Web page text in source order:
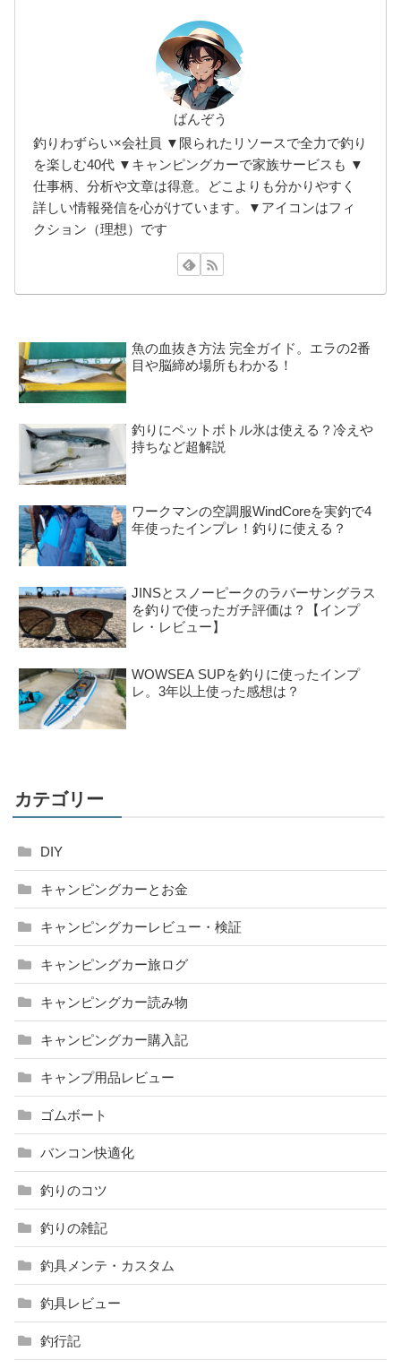
ばんぞう
釣りわずらい×会社員 ▼限られたリソースで全力で釣り
を楽しむ40代 ▼キャンピングカーで家族サービスも ▼
仕事柄、分析や文章は得意。どこよりも分かりやすく
詳しい情報発信を心がけています。▼アイコンはフィ
クション（理想）です
魚の血抜き方法 完全ガイド。エラの2番
目や脳締め場所もわかる！
釣りにペットボトル氷は使える？冷えや
持ちなど超解説
ワークマンの空調服WindCoreを実釣で4
年使ったインプレ！釣りに使える？
JINSとスノーピークのラバーサングラス
を釣りで使ったガチ評価は？【インプ
レ・レビュー】
WOWSEA SUPを釣りに使ったインプ
レ。3年以上使った感想は？
カテゴリー
DIY
キャンピングカーとお金
キャンピングカーレビュー・検証
キャンピングカー旅ログ
キャンピングカー読み物
キャンピングカー購入記
キャンプ用品レビュー
ゴムボート
バンコン快適化
釣りのコツ
釣りの雑記
釣具メンテ・カスタム
釣具レビュー
釣行記